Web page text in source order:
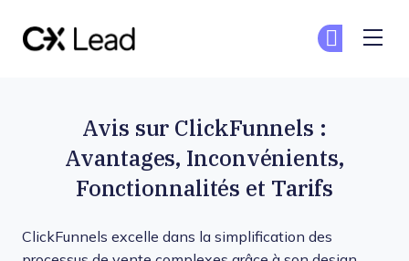
Avis sur ClickFunnels :
Avantages, Inconvénients,
Fonctionnalités et Tarifs
ClickFunnels excelle dans la simplification des